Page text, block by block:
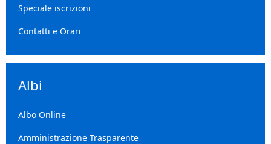
Speciale iscrizioni
Contatti e Orari
Albi
Albo Online
Amministrazione Trasparente